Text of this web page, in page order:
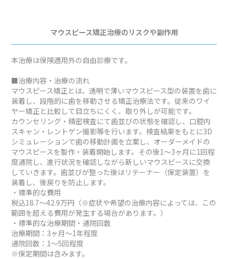
マウスピース矯正治療のリスクや副作用
本治療は保険適用外の自由診療です。
■治療内容・治療の流れ
マウスピース矯正とは、透明で薄いマウスピース型の装置を歯に
装着し、段階的に歯を移動させる矯正治療法です。従来のワイ
ヤー矯正と比較して目立ちにくく、取り外しが可能です。
カウンセリング・精密検査にて歯並びの状態を確認し、口腔内
スキャン・レントゲン撮影等を行います。検査結果をもとに3D
シミュレーションで歯の移動計画を立案し、オーダーメイドの
マウスピースを製作・装着開始します。その後1～3ヶ月に1回程
度通院し、進行状況を確認しながら新しいマウスピースに交換
していきます。歯並びが整った後はリテーナー（保定装置）を
装着し、後戻りを防止します。
・標準的な費用
税込18.7～42.9万円（※症状や希望の治療内容によっては、この
範囲を超える費用が発生する場合があります。）
・標準的な治療期間・通院回数
治療期間：3ヶ月～1年程度
通院回数：1～5回程度
※保定期間は含みます。